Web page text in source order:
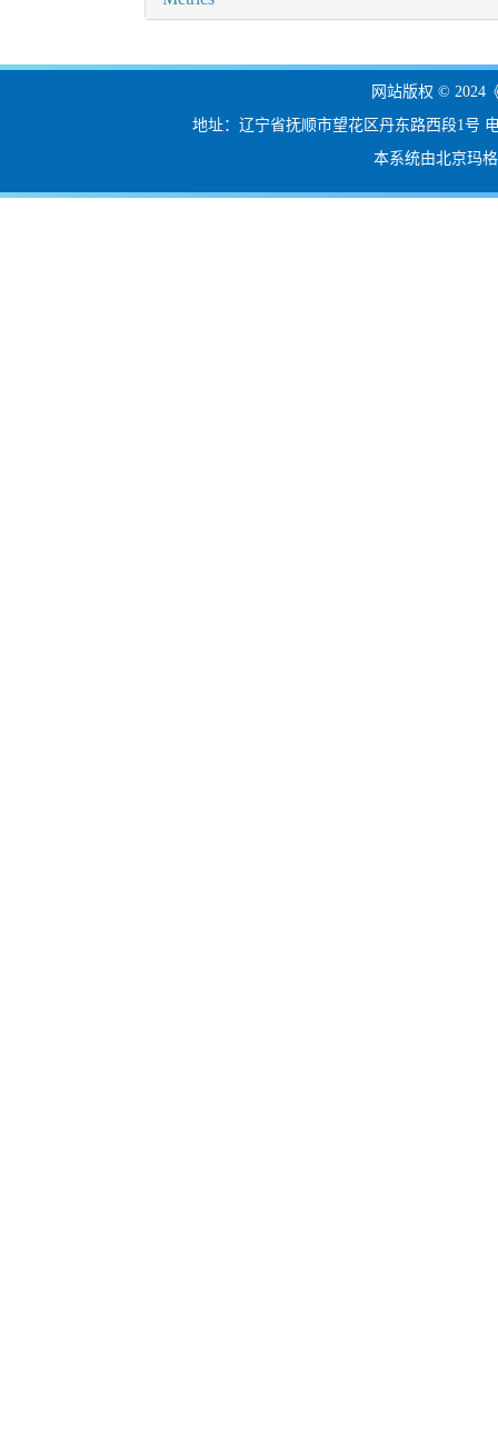
网站版权 © 2024
地址：辽宁省抚顺市望花区丹东路西段1号
本系统由北京玛